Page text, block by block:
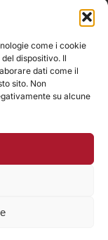
come i cookie
dispositivo. Il
dati come il
sito. Non
su alcune